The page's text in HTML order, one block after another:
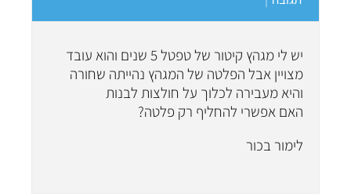
יש לי מגהץ קיטור של טפטל 5 שנים והוא עובד
מצויין אבל הפלטה של המגהץ נהייתה שחורה
והיא מעבירה לכלוך על חולצות לבנות
האם אפשרי להחליף רק פלטה?
לימור בכור